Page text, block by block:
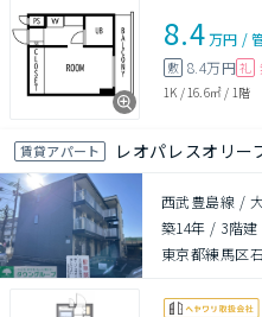
8.4万円 /
敷 8.4万円 礼
1K / 16.6㎡ / 1階
賃貸アパート レオパレスオリー
西武豊島線 /
築14年 / 3階建
東京都練馬区